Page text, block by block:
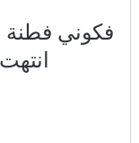
فكوني فطنة